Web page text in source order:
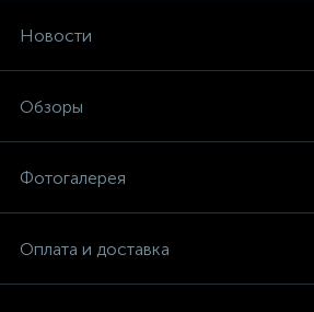
Новости
Обзоры
Фотогалерея
Оплата и доставка